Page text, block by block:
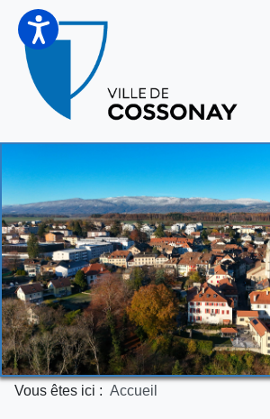
Vous êtes ici : Accueil